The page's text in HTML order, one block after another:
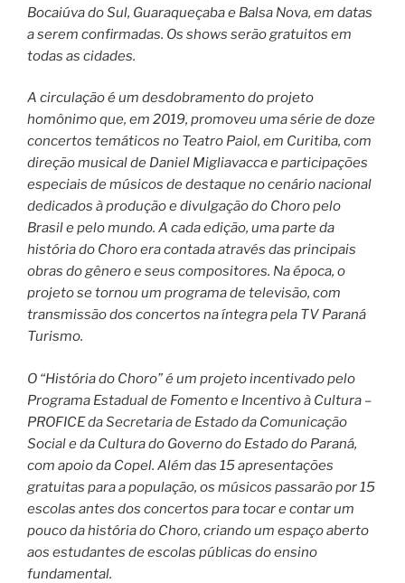
Bocaiúva do Sul, Guaraqueçaba e Balsa Nova, em datas
a serem confirmadas. Os shows serão gratuitos em
todas as cidades.
A circulação é um desdobramento do projeto
homônimo que, em 2019, promoveu uma série de doze
concertos temáticos no Teatro Paiol, em Curitiba, com
direção musical de Daniel Migliavacca e participações
especiais de músicos de destaque no cenário nacional
dedicados à produção e divulgação do Choro pelo
Brasil e pelo mundo. A cada edição, uma parte da
história do Choro era contada através das principais
obras do gênero e seus compositores. Na época, o
projeto se tornou um programa de televisão, com
transmissão dos concertos na íntegra pela TV Paraná
Turismo.
O “História do Choro” é um projeto incentivado pelo
Programa Estadual de Fomento e Incentivo à Cultura –
PROFICE da Secretaria de Estado da Comunicação
Social e da Cultura do Governo do Estado do Paraná,
com apoio da Copel. Além das 15 apresentações
gratuitas para a população, os músicos passarão por 15
escolas antes dos concertos para tocar e contar um
pouco da história do Choro, criando um espaço aberto
aos estudantes de escolas públicas do ensino
fundamental.